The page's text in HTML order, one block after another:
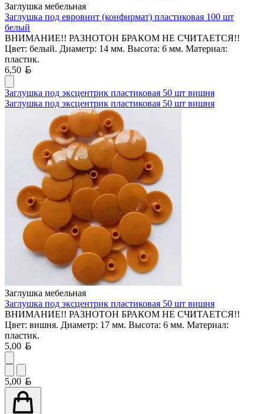
Заглушка мебельная
Заглушка под евровинт (конфирмат) пластиковая 100 шт
белый
ВНИМАНИЕ!! РАЗНОТОН БРАКОМ НЕ СЧИТАЕТСЯ!!
Цвет: белый. Диаметр: 14 мм. Высота: 6 мм. Материал:
пластик.
6,50
Заглушка под эксцентрик пластиковая 50 шт вишня
Заглушка под эксцентрик пластиковая 50 шт вишня
Заглушка мебельная
Заглушка под эксцентрик пластиковая 50 шт вишня
ВНИМАНИЕ!! РАЗНОТОН БРАКОМ НЕ СЧИТАЕТСЯ!!
Цвет: вишня. Диаметр: 17 мм. Высота: 6 мм. Материал:
пластик.
5,00
5,00